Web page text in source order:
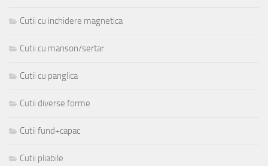
Cutii cu inchidere magnetica
Cutii cu manson/sertar
Cutii cu panglica
Cutii diverse forme
Cutii fund+capac
Cutii pliabile